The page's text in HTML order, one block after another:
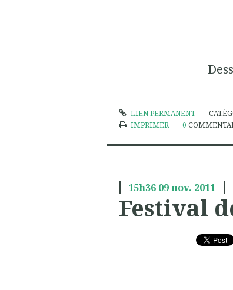
LIEN PERMANENT
IMPRIMER
0
15h36 09nov. 2011
Festival